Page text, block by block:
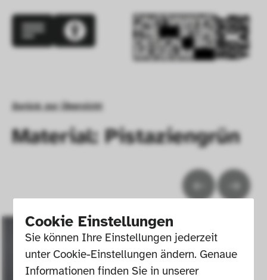
Cookie Einstellungen
Sie können Ihre Einstellungen jederzeit
unter Cookie-Einstellungen ändern. Genaue
Informationen finden Sie in unserer
Zurück zur Übersicht
Material: Pistaziengrün